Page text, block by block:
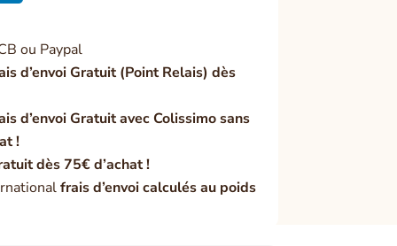
ou Paypal
d’envoi Gratuit (Point Relais) dès
d’envoi Gratuit avec Colissimo sans
!
dès 75€ d’achat !
frais d’envoi calculés au poids